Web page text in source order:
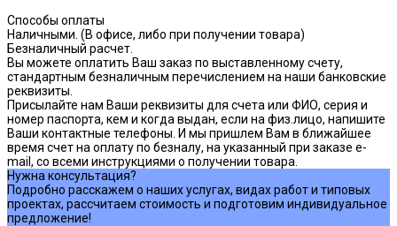
Способы оплаты
Наличными. (В офисе, либо при получении товара)
Безналичный расчет.
Вы можете оплатить Ваш заказ по выставленному счету,
стандартным безналичным перечислением на наши банковские
реквизиты.
Присылайте нам Ваши реквизиты для счета или ФИО, серия и
номер паспорта, кем и когда выдан, если на физ.лицо, напишите
Ваши контактные телефоны. И мы пришлем Вам в ближайшее
время счет на оплату по безналу, на указанный при заказе e-
mail, со всеми инструкциями о получении товара.
Нужна консультация?
Подробно расскажем о наших услугах, видах работ и типовых
проектах, рассчитаем стоимость и подготовим индивидуальное
предложение!